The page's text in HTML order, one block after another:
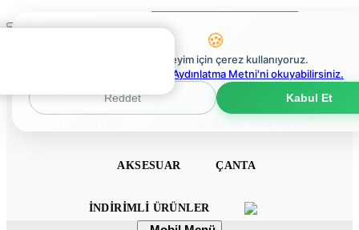
Mobil
0
0
TULUM TAKIM
AKSESUAR ÇANTA
İNDIRIMLI ÜRÜNLER
🍪
En iyi deneyim için çerez kullanıyoruz.
Çerez Politikaları Aydınlatma Metni'ni okuyabilirsiniz.
Reddet
Kabul Et